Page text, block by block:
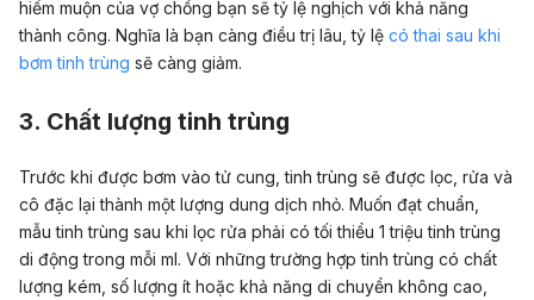
hiếm muộn của vợ chồng bạn sẽ tỷ lệ nghịch với khả năng
thành công. Nghĩa là bạn càng điều trị lâu, tỷ lệ có thai sau khi
bơm tinh trùng sẽ càng giảm.
3. Chất lượng tinh trùng
Trước khi được bơm vào tử cung, tinh trùng sẽ được lọc, rửa và
cô đặc lại thành một lượng dung dịch nhỏ. Muốn đạt chuẩn,
mẫu tinh trùng sau khi lọc rửa phải có tối thiểu 1 triệu tinh trùng
di động trong mỗi ml. Với những trường hợp tinh trùng có chất
lượng kém, số lượng ít hoặc khả năng di chuyển không cao,